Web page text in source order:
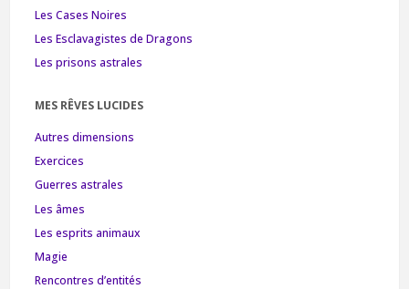
Les Cases Noires
Les Esclavagistes de Dragons
Les prisons astrales
MES RÊVES LUCIDES
Autres dimensions
Exercices
Guerres astrales
Les âmes
Les esprits animaux
Magie
Rencontres d’entités